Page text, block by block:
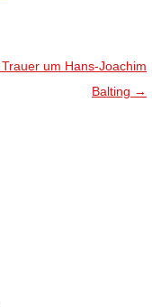
um Hans-Joachim
Balting →